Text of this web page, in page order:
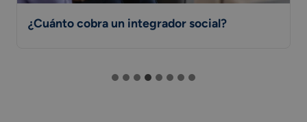
¿Cuánto cobra un integrador social?